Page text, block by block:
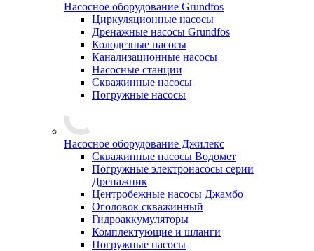
Насосное оборудование Grundfos
Циркуляционные насосы
Дренажные насосы Grundfos
Колодезные насосы
Канализационные насосы
Насосные станции
Скважинные насосы
Погружные насосы
Насосное оборудование Джилекс
Скважинные насосы Водомет
Погружные электронасосы серии
Дренажник
Центробежные насосы Джамбо
Оголовок скважинный
Гидроаккумуляторы
Комплектующие и шланги
Погружные насосы